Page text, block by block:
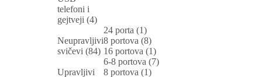
telefoni i
gejtveji (4)
Neupravljivi
svičevi (84)
24 porta (1)
8 portova (8)
16 portova (1)
6-8 portova (7)
Upravljivi
8 portova (1)